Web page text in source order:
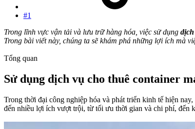
#1
Trong lĩnh vực vận tải và lưu trữ hàng hóa, việc sử dụng
Trong bài viết này, chúng ta sẽ khám phá những lợi ích mà
Tổng quan
Sử dụng dịch vụ cho thuê container
Trong thời đại công nghiệp hóa và phát triển kinh tế hiện
đến nhiều lợi ích vượt trội, từ tối ưu thời gian và chi phí, đến